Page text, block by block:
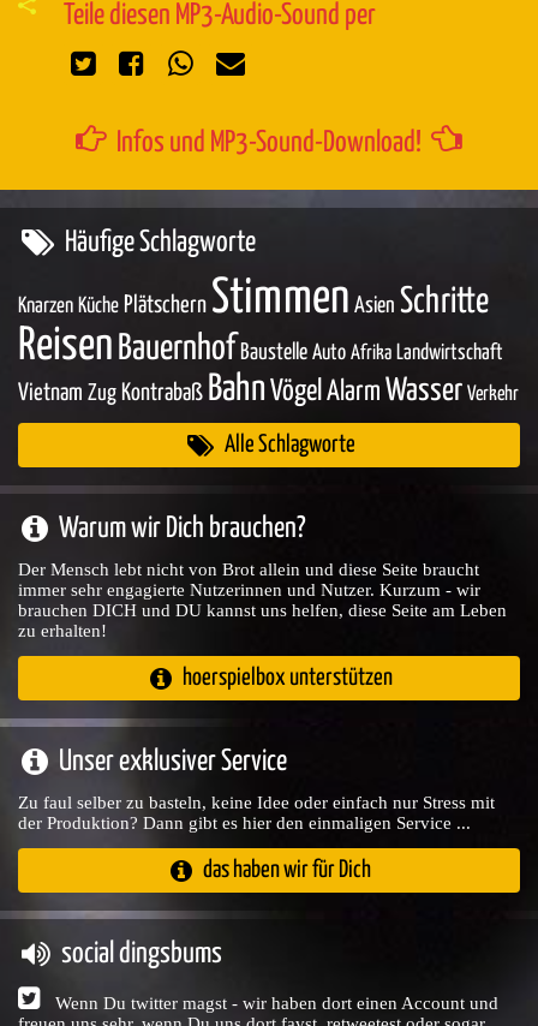
Teile diesen MP3-Audio-Sound per
Infos und MP3-Sound-Download!
Häufige Schlagworte
Knarzen Küche Plätschern Stimmen Asien Schritte
Reisen Bauernhof Baustelle Auto Afrika Landwirtschaft
Vietnam Zug Kontrabaß Bahn Vögel Alarm Wasser Verkehr
Alle Schlagworte
Warum wir Dich brauchen?
Der Mensch lebt nicht von Brot allein und diese Seite braucht
immer sehr engagierte Nutzerinnen und Nutzer. Kurzum - wir
brauchen DICH und DU kannst uns helfen, diese Seite am Leben
zu erhalten!
hoerspielbox unterstützen
Unser exklusiver Service
Zu faul selber zu basteln, keine Idee oder einfach nur Stress mit
der Produktion? Dann gibt es hier den einmaligen Service ...
das haben wir für Dich
social dingsbums
Wenn Du twitter magst - wir haben dort einen Account und